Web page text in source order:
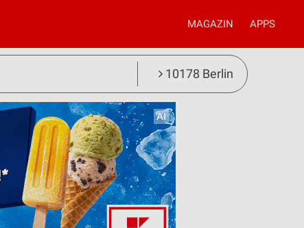
MAGAZIN APPS
10178 Berlin